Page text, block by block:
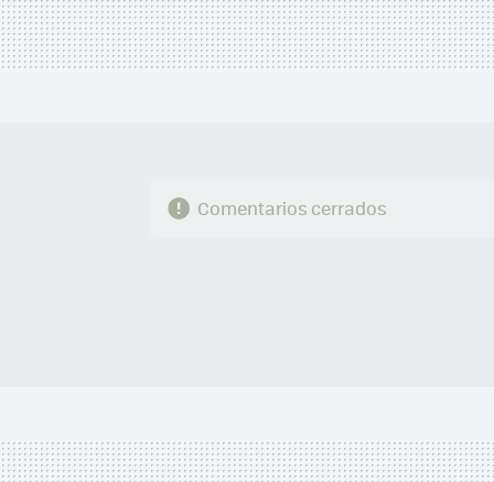
Comentarios cerrados